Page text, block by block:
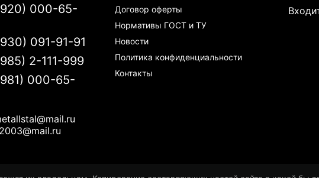
Договор оферты
Нормативы ГОСТ и ТУ
Новости
Политика конфиденциальности
Контакты
000-65-
091-91-91
2-111-999
000-65-